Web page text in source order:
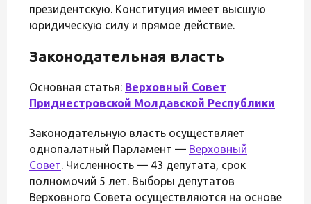
президентскую. Конституция имеет высшую
юридическую силу и прямое действие.
Законодательная власть
Основная статья: Верховный Совет
Приднестровской Молдавской Республики
Законодательную власть осуществляет
однопалатный Парламент — Верховный
Совет. Численность — 43 депутата, срок
полномочий 5 лет. Выборы депутатов
Верховного Совета осуществляются на основе